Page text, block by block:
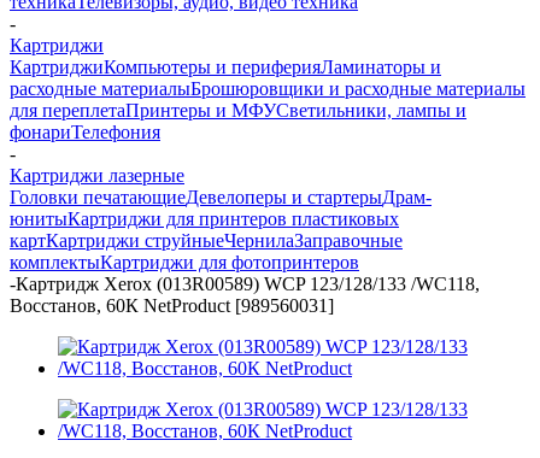
-
Картриджи
КартриджиКомпьютеры и периферияЛаминаторы и
расходные материалыБрошюровщики и расходные материалы
для переплетаПринтеры и МФУСветильники, лампы и
фонариТелефония
-
Картриджи лазерные
Головки печатающиеДевелоперы и стартерыДрам-
юнитыКартриджи для принтеров пластиковых
картКартриджи струйныеЧернилаЗаправочные
комплектыКартриджи для фотопринтеров
-Картридж Xerox (013R00589) WCP 123/128/133 /WC118,
Восстанов, 60К NetProduct [989560031]